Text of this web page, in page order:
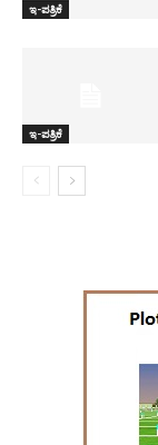
ಇ-ಪತ್ರಿಕೆ
ಇ-ಪತ್ರಿಕೆ